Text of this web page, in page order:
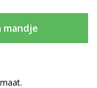
mandje